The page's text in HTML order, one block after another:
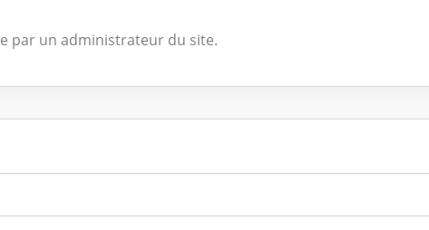
par un administrateur du site.